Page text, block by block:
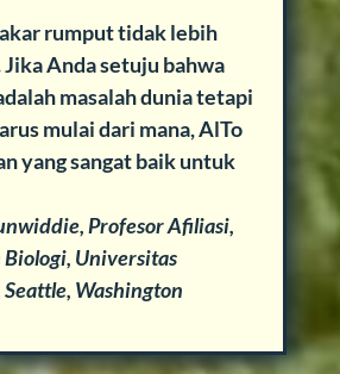
rumput tidak lebih
Anda setuju bahwa
masalah dunia tetapi
mulai dari mana, AlTo
yang sangat baik untuk
Profesor Afiliasi,
Universitas
Washington